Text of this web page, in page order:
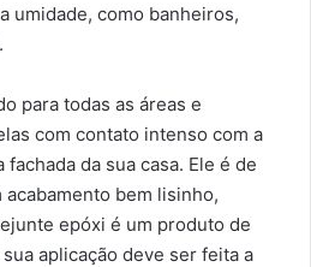
umidade, como banheiros,
para todas as áreas e
com contato intenso com a
da sua casa. Ele é de
bem lisinho,
epóxi é um produto de
aplicação deve ser feita a